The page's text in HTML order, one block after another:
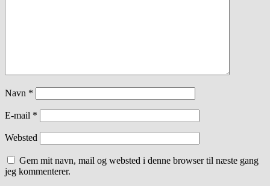
Navn *
E-mail *
Websted
Gem mit navn, mail og websted i denne browser til næste gang
jeg kommenterer.